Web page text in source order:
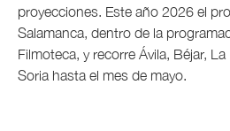
proyecciones. Este año 2026 el
Salamanca, dentro de la
Filmoteca, y recorre Ávila, Béjar,
Soria hasta el mes de mayo.